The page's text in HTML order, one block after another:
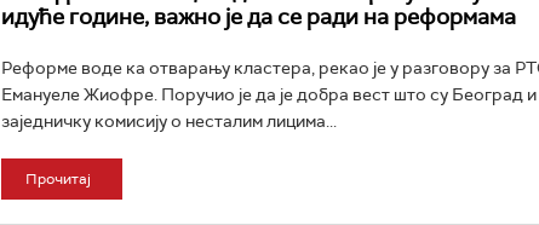
идуће године, важно је да се ради на реформама
Реформе воде ка отварању кластера, рекао је у разговору за
Емануеле Жиофре. Поручио је да је добра вест што су
заједничку комисију о несталим лицима...
Прочитај